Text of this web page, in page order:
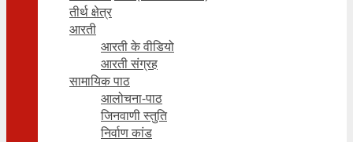
तीर्थ क्षेत्र
आरती
आरती के वीडियो
आरती संग्रह
सामायिक पाठ
आलोचना-पाठ
जिनवाणी स्तुति
निर्वाण कांड